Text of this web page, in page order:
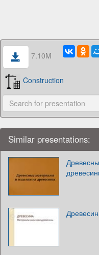
7.10M
Construction
Similar presentations: